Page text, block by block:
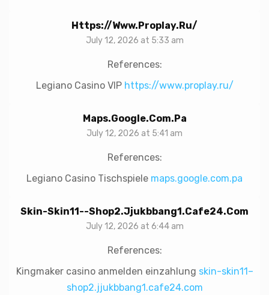
Https://www.proplay.ru/
July 12, 2026 at 5:33 am
References:
Legiano Casino VIP https://www.proplay.ru/
Maps.google.com.pa
July 12, 2026 at 5:41 am
References:
Legiano Casino Tischspiele maps.google.com.pa
Skin-Skin11--shop2.jjukbbang1.cafe24.com
July 12, 2026 at 6:44 am
References:
Kingmaker casino anmelden einzahlung skin-skin11–
shop2.jjukbbang1.cafe24.com